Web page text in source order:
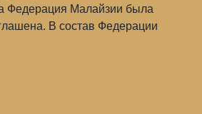
Федерация Малайзии была
В состав Федерации